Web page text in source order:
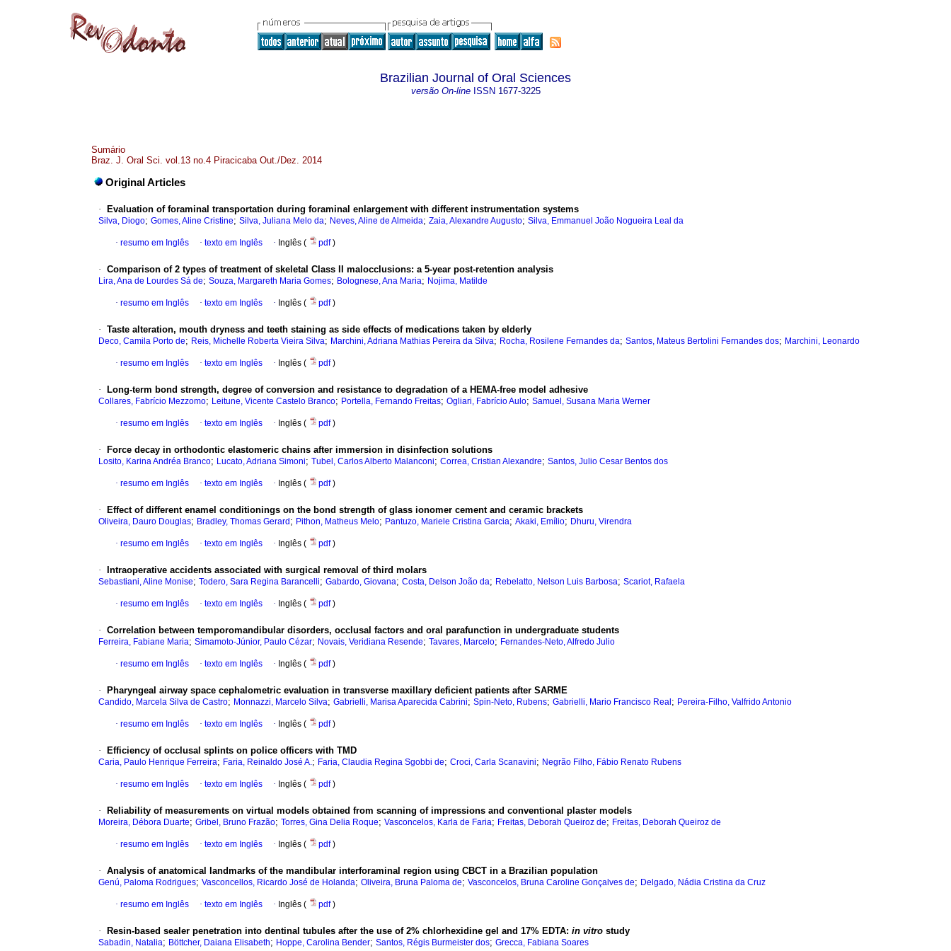
Brazilian Journal of Oral Sciences
versão On-lineISSN 1677-3225
Sumário
Braz. J. Oral Sci. vol.13 no.4 Piracicaba Out./Dez. 2014
Original Articles
· Evaluation of foraminal transportation during foraminal enlargement with different instrumentation systems
Silva, Diogo; Gomes, Aline Cristine; Silva, Juliana Melo da; Neves, Aline de Almeida; Zaia, Alexandre Augusto; Silva, Emmanuel João Nogueira Leal da
· resumo em Inglês · texto em Inglês · Inglês ( pdf)
· Comparison of 2 types of treatment of skeletal Class II malocclusions: a 5-year post-retention analysis
Lira, Ana de Lourdes Sá de; Souza, Margareth Maria Gomes; Bolognese, Ana Maria; Nojima, Matilde
· resumo em Inglês · texto em Inglês · Inglês ( pdf)
· Taste alteration, mouth dryness and teeth staining as side effects of medications taken by elderly
Deco, Camila Porto de; Reis, Michelle Roberta Vieira Silva; Marchini, Adriana Mathias Pereira da Silva; Rocha, Rosilene Fernandes da; Santos, Mateus Bertolini Fernandes dos; Marchini, Leonardo
· resumo em Inglês · texto em Inglês · Inglês ( pdf)
· Long-term bond strength, degree of conversion and resistance to degradation of a HEMA-free model adhesive
Collares, Fabrício Mezzomo; Leitune, Vicente Castelo Branco; Portella, Fernando Freitas; Ogliari, Fabrício Aulo; Samuel, Susana Maria Werner
· resumo em Inglês · texto em Inglês · Inglês ( pdf)
· Force decay in orthodontic elastomeric chains after immersion in disinfection solutions
Losito, Karina Andréa Branco; Lucato, Adriana Simoni; Tubel, Carlos Alberto Malanconi; Correa, Cristian Alexandre; Santos, Julio Cesar Bentos dos
· resumo em Inglês · texto em Inglês · Inglês ( pdf)
· Effect of different enamel conditionings on the bond strength of glass ionomer cement and ceramic brackets
Oliveira, Dauro Douglas; Bradley, Thomas Gerard ; Pithon, Matheus Melo; Pantuzo, Mariele Cristina Garcia; Akaki, Emílio; Dhuru, Virendra
· resumo em Inglês · texto em Inglês · Inglês ( pdf)
· Intraoperative accidents associated with surgical removal of third molars
Sebastiani, Aline Monise; Todero, Sara Regina Barancelli; Gabardo, Giovana; Costa, Delson João da; Rebelatto, Nelson Luis Barbosa; Scariot, Rafaela
· resumo em Inglês · texto em Inglês · Inglês ( pdf)
· Correlation between temporomandibular disorders, occlusal factors and oral parafunction in undergraduate students
Ferreira, Fabiane Maria; Simamoto-Júnior, Paulo Cézar; Novais, Veridiana Resende; Tavares, Marcelo; Fernandes-Neto, Alfredo Julio
· resumo em Inglês · texto em Inglês · Inglês ( pdf)
· Pharyngeal airway space cephalometric evaluation in transverse maxillary deficient patients after SARME
Candido, Marcela Silva de Castro; Monnazzi, Marcelo Silva; Gabrielli, Marisa Aparecida Cabrini; Spin-Neto, Rubens; Gabrielli, Mario Francisco Real ; Pereira-Filho, Valfrido Antonio
· resumo em Inglês · texto em Inglês · Inglês ( pdf)
· Efficiency of occlusal splints on police officers with TMD
Caria, Paulo Henrique Ferreira; Faria, Reinaldo José A.; Faria, Claudia Regina Sgobbi de; Croci, Carla Scanavini; Negrão Filho, Fábio Renato Rubens
· resumo em Inglês · texto em Inglês · Inglês ( pdf)
· Reliability of measurements on virtual models obtained from scanning of impressions and conventional plaster models
Moreira, Débora Duarte; Gribel, Bruno Frazão; Torres, Gina Delia Roque; Vasconcelos, Karla de Faria; Freitas, Deborah Queiroz de; Freitas, Deborah Queiroz de
· resumo em Inglês · texto em Inglês · Inglês ( pdf)
· Analysis of anatomical landmarks of the mandibular interforaminal region using CBCT in a Brazilian population
Genú, Paloma Rodrigues; Vasconcellos, Ricardo José de Holanda; Oliveira, Bruna Paloma de; Vasconcelos, Bruna Caroline Gonçalves de; Delgado, Nádia Cristina da Cruz
· resumo em Inglês · texto em Inglês · Inglês ( pdf)
· Resin-based sealer penetration into dentinal tubules after the use of 2% chlorhexidine gel and 17% EDTA: in vitro study
Sabadin, Natalia; Böttcher, Daiana Elisabeth; Hoppe, Carolina Bender; Santos, Régis Burmeister dos; Grecca, Fabiana Soares